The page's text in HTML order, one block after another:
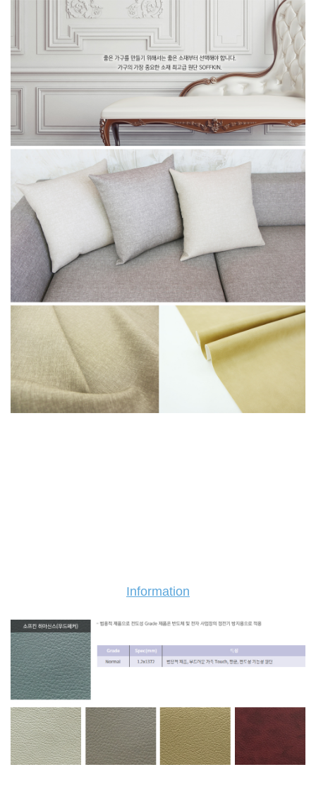
Information